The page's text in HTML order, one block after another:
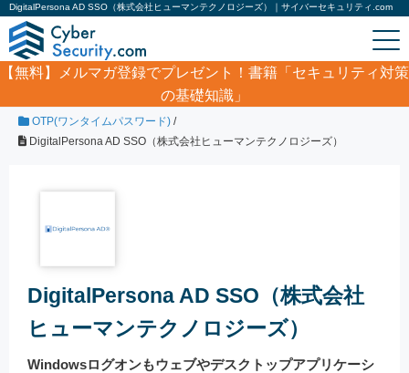
DigitalPersona AD SSO（株式会社ヒューマンテクノロジーズ）｜サイバーセキュリティ.com
【無料】
メルマガ登録でプレゼント！書籍「セキュリティ対策
の基礎知識」
製品・サービス/ ID・アクセス管理
OTP(ワンタイムパスワード) /
DigitalPersona AD SSO（株式会社ヒューマンテクノロジーズ）
DigitalPersona AD SSO（株式会社
ヒューマンテクノロジーズ）
Windowsログオンもウェブやデスクトップアプリケーシ